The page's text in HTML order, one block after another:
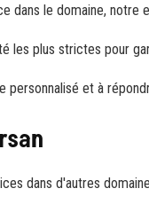
dans le domaine, notre
les plus strictes pour
personnalisé et à
dans d'autres